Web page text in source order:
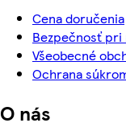
Cena doručenia
Bezpečnosť pri
Všeobecné
Ochrana
O nás